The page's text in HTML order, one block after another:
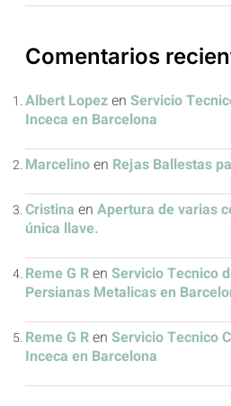
Comentarios
Albert Lopezen Servicio
Inceca en Barcelona
Marcelinoen Rejas Ballestas
Cristina en Apertura de varias
única llave.
Reme G Ren Servicio Tecnico
Persianas Metalicas en
Reme G Ren Servicio Tecnico
Inceca en Barcelona